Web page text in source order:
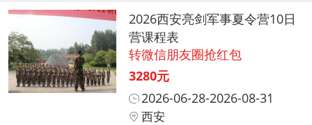
2026西安亮剑军事夏令营10日
营课程表
转微信朋友圈抢红包
3280元
2026-06-28-2026-08-31
西安